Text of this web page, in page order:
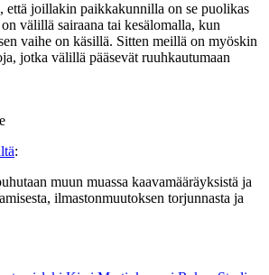
että joillakin paikkakunnilla on se puolikas
välillä sairaana tai kesälomalla, kun
vaihe on käsillä. Sitten meillä on myöskin
jotka välillä pääsevät ruuhkautumaan
:
muun muassa kaavamääräyksistä ja
ilmastonmuutoksen torjunnasta ja